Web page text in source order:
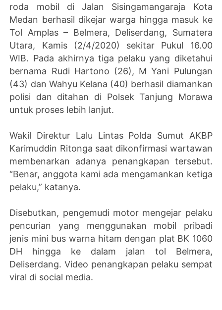
roda mobil di Jalan Sisingamangaraja Kota
Medan berhasil dikejar warga hingga masuk ke
Tol Amplas – Belmera, Deliserdang, Sumatera
Utara, Kamis (2/4/2020) sekitar Pukul 16.00
WIB. Pada akhirnya tiga pelaku yang diketahui
bernama Rudi Hartono (26), M Yani Pulungan
(43) dan Wahyu Kelana (40) berhasil diamankan
polisi dan ditahan di Polsek Tanjung Morawa
untuk proses lebih lanjut.
Wakil Direktur Lalu Lintas Polda Sumut AKBP
Karimuddin Ritonga saat dikonfirmasi wartawan
membenarkan adanya penangkapan tersebut.
“Benar, anggota kami ada mengamankan ketiga
pelaku,” katanya.
Disebutkan, pengemudi motor mengejar pelaku
pencurian yang menggunakan mobil pribadi
jenis mini bus warna hitam dengan plat BK 1060
DH hingga ke dalam jalan tol Belmera,
Deliserdang. Video penangkapan pelaku sempat
viral di social media.